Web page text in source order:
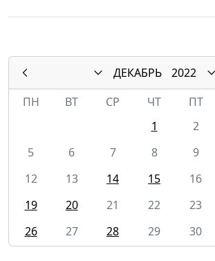
ДЕКАБРЬ
2022
ПН
ВТ СР ЧТ ПТ
1
2
5
6 7 8 9
12
13 14 15 16
19
20 21 22 23
26
27 28 29 30